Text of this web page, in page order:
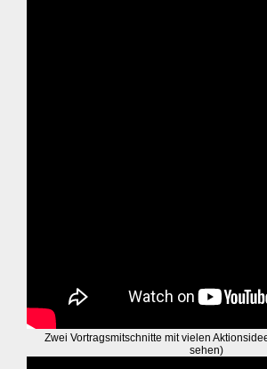
Zwei Vortragsmitschnitte mit vielen
sehen)